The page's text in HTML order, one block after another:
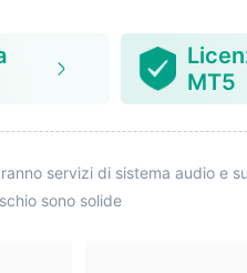
on of The Bahamas (SCB)
zzo ecompl
MT5
servizi di sistema audio e
sono solide